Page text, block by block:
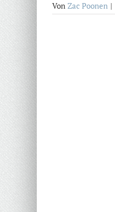
Von Zac Poonen |